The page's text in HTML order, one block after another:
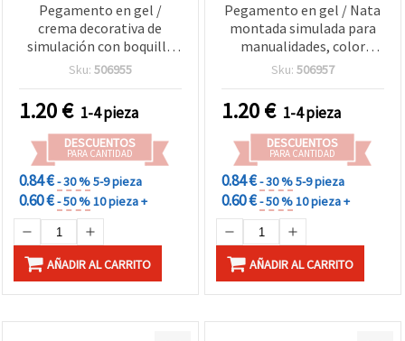
Pegamento en gel /
crema decorativa de
simulación con boquilla
para manualidades, rosa
Sku: 506955
1.20€ 1-4 pieza
DESCUENTOS
PARA CANTIDAD
0.84 €- 30 %5-9 pieza
0.60 €- 50 %10 pieza +
AÑADIR AL CARRITO
Pegamento en gel / Nata
montada simulada para
manualidades, color
rosa‑púrpura - 50 ml
Sku: 506957
1.20€ 1-4 pieza
DESCUENTOS
PARA CANTIDAD
0.84 €- 30 %5-9 pieza
0.60 €- 50 %10 pieza +
AÑADIR AL CARRITO